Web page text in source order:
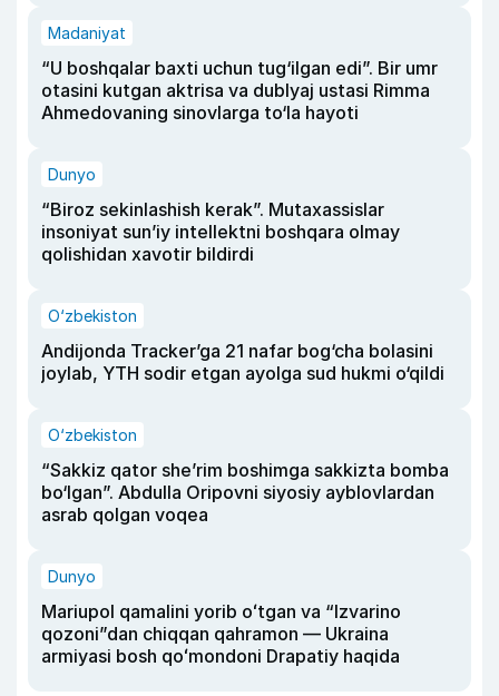
Madaniyat
“U boshqalar baxti uchun tug‘ilgan edi”. Bir umr
otasini kutgan aktrisa va dublyaj ustasi Rimma
Ahmedovaning sinovlarga to‘la hayoti
Dunyo
“Biroz sekinlashish kerak”. Mutaxassislar
insoniyat sun’iy intellektni boshqara olmay
qolishidan xavotir bildirdi
O‘zbekiston
Andijonda Tracker’ga 21 nafar bog‘cha bolasini
joylab, YTH sodir etgan ayolga sud hukmi o‘qildi
O‘zbekiston
“Sakkiz qator she’rim boshimga sakkizta bomba
bo‘lgan”. Abdulla Oripovni siyosiy ayblovlardan
asrab qolgan voqea
Dunyo
Mariupol qamalini yorib oʻtgan va “Izvarino
qozoni”dan chiqqan qahramon — Ukraina
armiyasi bosh qoʻmondoni Drapatiy haqida